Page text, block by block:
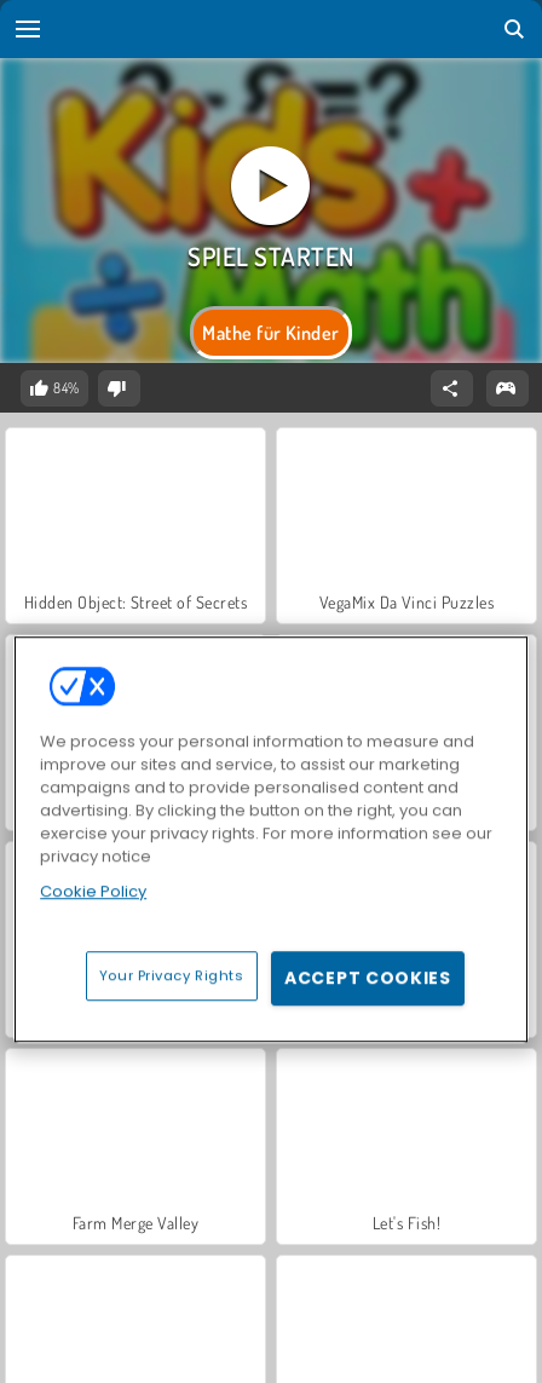
Mathe für Kinder
84%
Hidden Object: Street of Secrets VegaMix Da Vinci Puzzles
Car Parking City Duel Casino World
Farm Merge Valley Let's Fish!
We process your personal information to measure and
improve our sites and service, to assist our marketing
campaigns and to provide personalised content and
advertising. By clicking the button on the right, you can
exercise your privacy rights. For more information see our
privacy notice
Cookie Policy
Your Privacy Rights ACCEPT COOKIES